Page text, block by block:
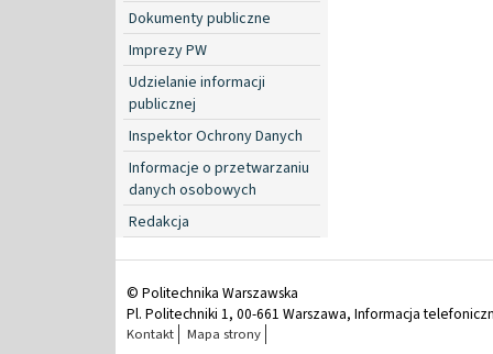
Dokumenty publiczne
Imprezy PW
Udzielanie informacji
publicznej
Inspektor Ochrony Danych
Informacje o przetwarzaniu
danych osobowych
Redakcja
© Politechnika Warszawska
Pl. Politechniki 1, 00-661 Warszawa, Informacja
Kontakt Mapa strony